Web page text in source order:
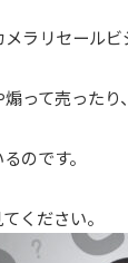
ラリセールビ
って売った
のです。
ください。